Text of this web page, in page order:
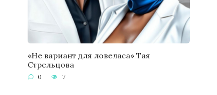
«Не вариант для ловеласа» Тая
Стрельцова
0 7